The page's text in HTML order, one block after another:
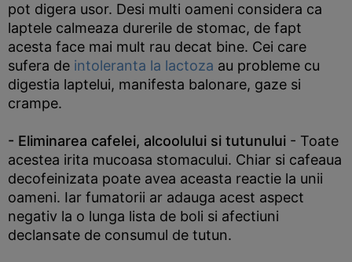
pot digera usor. Desi multi oameni considera ca
laptele calmeaza durerile de stomac, de fapt
acesta face mai mult rau decat bine. Cei care
sufera de intoleranta la lactoza au probleme cu
digestia laptelui, manifesta balonare, gaze si
crampe.
- Eliminarea cafelei, alcoolului si tutunului - Toate
acestea irita mucoasa stomacului. Chiar si cafeaua
decofeinizata poate avea aceasta reactie la unii
oameni. Iar fumatorii ar adauga acest aspect
negativ la o lunga lista de boli si afectiuni
declansate de consumul de tutun.